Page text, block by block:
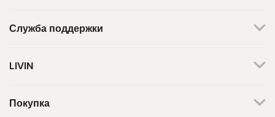
Служба поддержки
Написать запрос
Мы работаем по будням.
LIVIN
Контакты
Покупка